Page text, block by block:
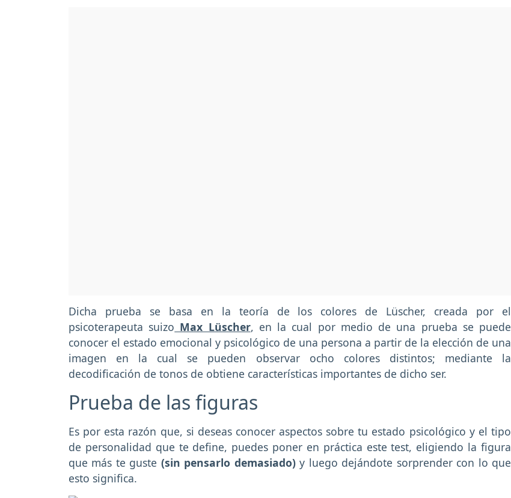
Dicha prueba se basa en la teoría de los colores de Lüscher, creada por el
psicoterapeuta suizo Max Lüscher, en la cual por medio de una prueba se puede
conocer el estado emocional y psicológico de una persona a partir de la elección de una
imagen en la cual se pueden observar ocho colores distintos; mediante la
decodificación de tonos de obtiene características importantes de dicho ser.
Prueba de las figuras
Es por esta razón que, si deseas conocer aspectos sobre tu estado psicológico y el tipo
de personalidad que te define, puedes poner en práctica este test, eligiendo la figura
que más te guste (sin pensarlo demasiado)y luego dejándote sorprender con lo que
esto significa.